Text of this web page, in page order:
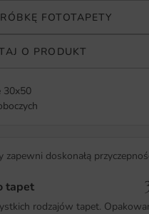
FOTOTAPETY
O PRODUKT
30x50
doskonałą
tapet
rodzajów tapet.